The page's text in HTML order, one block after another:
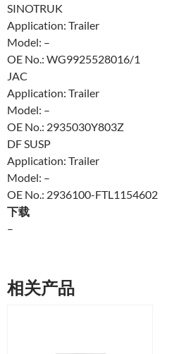
SINOTRUK
Application: Trailer
Model: –
OE No.: WG9925528016/1
JAC
Application: Trailer
Model: –
OE No.: 2935030Y803Z
DF SUSP
Application: Trailer
Model: –
OE No.: 2936100-FTL1154602
下载
–
相关产品